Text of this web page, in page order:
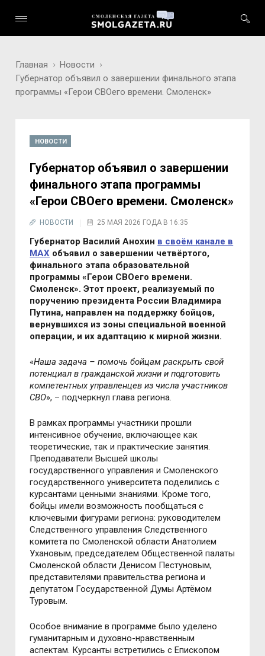
Главная
Новости
Губернатор объявил о завершении финального этапа
программы «Герои СВОего времени. Смоленск»
НОВОСТИ
Губернатор объявил о завершении
финального этапа программы
«Герои СВОего времени. Смоленск»
НОВОСТИ 25 МАЯ 2026 ГОДА В 16:35
Губернатор Василий Анохин в своём канале в
МАХ объявил о завершении четвёртого,
финального этапа образовательной
программы «Герои СВОего времени.
Смоленск». Этот проект, реализуемый по
поручению президента России Владимира
Путина, направлен на поддержку бойцов,
вернувшихся из зоны специальной военной
операции, и их адаптацию к мирной жизни.
«Наша задача – помочь бойцам раскрыть свой
потенциал в гражданской жизни и подготовить
компетентных управленцев из числа участников
СВО», – подчеркнул глава региона.
В рамках программы участники прошли
интенсивное обучение, включающее как
теоретические, так и практические занятия.
Преподаватели Высшей школы
государственного управления и Смоленского
государственного университета поделились с
курсантами ценными знаниями. Кроме того,
бойцы имели возможность пообщаться с
ключевыми фигурами региона: руководителем
Следственного управления Следственного
комитета по Смоленской области Анатолием
Ухановым, председателем Общественной палаты
Смоленской области Денисом Пестуновым,
представителями правительства региона и
депутатом Государственной Думы Артёмом
Туровым.
Особое внимание в программе было уделено
гуманитарным и духовно-нравственным
аспектам. Курсанты встретились с Епископом